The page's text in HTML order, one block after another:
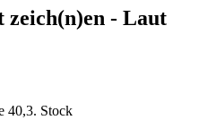
zeich(n)en - Laut
40,3. Stock